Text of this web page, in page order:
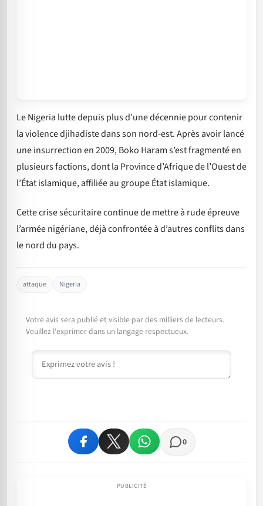
Le Nigeria lutte depuis plus d’une décennie pour contenir
la violence djihadiste dans son nord-est. Après avoir lancé
une insurrection en 2009, Boko Haram s’est fragmenté en
plusieurs factions, dont la Province d’Afrique de l’Ouest de
l’État islamique, affiliée au groupe État islamique.
Cette crise sécuritaire continue de mettre à rude épreuve
l’armée nigériane, déjà confrontée à d’autres conflits dans
le nord du pays.
attaque Nigeria
Votre avis sera publié et visible par des milliers de lecteurs.
Veuillez l'exprimer dans un langage respectueux.
Commentaire
0